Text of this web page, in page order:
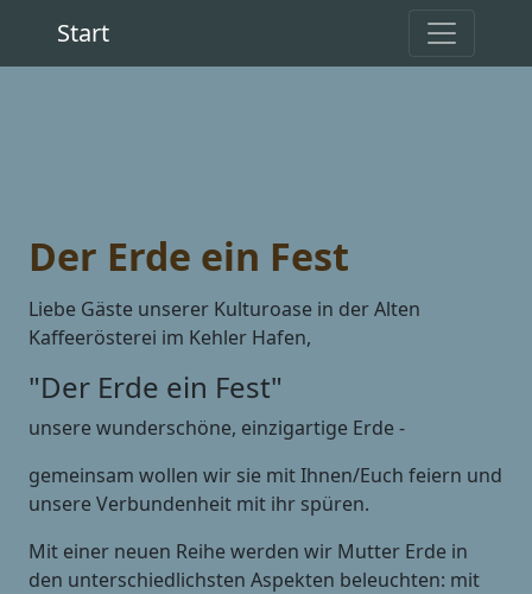
Start
Der Erde ein Fest
Liebe Gäste unserer Kulturoase in der Alten
Kaffeerösterei im Kehler Hafen,
"Der Erde ein Fest"
unsere wunderschöne, einzigartige Erde -
gemeinsam wollen wir sie mit Ihnen/Euch feiern und
unsere Verbundenheit mit ihr spüren.
Mit einer neuen Reihe werden wir Mutter Erde in
den unterschiedlichsten Aspekten beleuchten: mit